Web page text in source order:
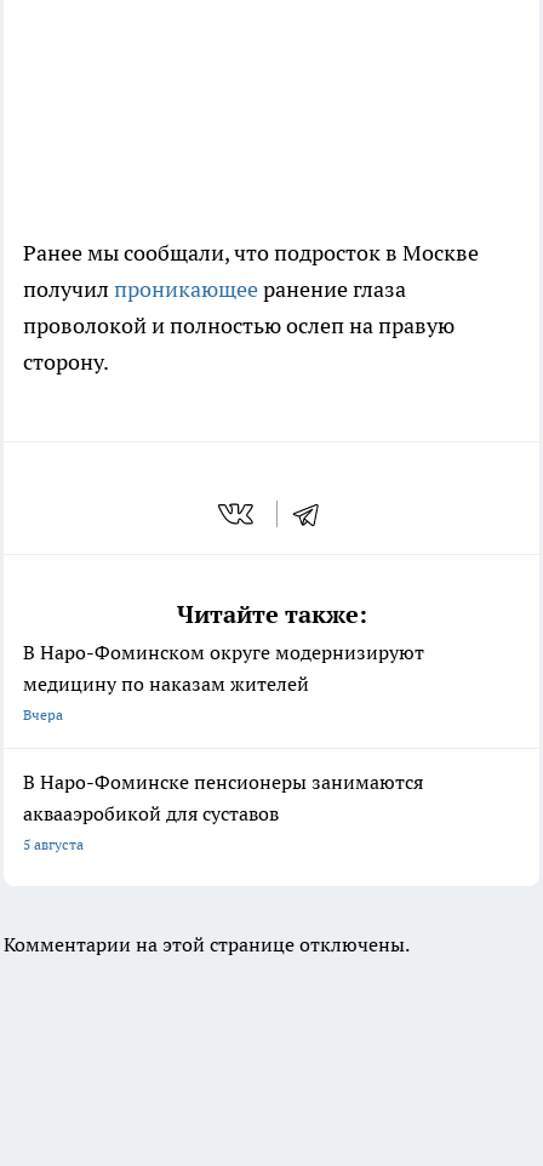
Ранее мы сообщали, что подросток в Москве
получил проникающееранение глаза
проволокой и полностью ослеп на правую
сторону.
Читайте также:
В Наро-Фоминском округе модернизируют
медицину по наказам жителей
Вчера
В Наро-Фоминске пенсионеры занимаются
аквааэробикой для суставов
5 августа
Комментарии на этой странице отключены.